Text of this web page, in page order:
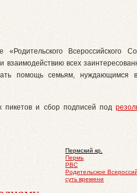
«Родительского Всероссийского
взаимодействию всех
помощь семьям, нуждающимся
пикетов и сбор подписей под
Пермский кр.
Пермь
РВС
Родительское
суть времени